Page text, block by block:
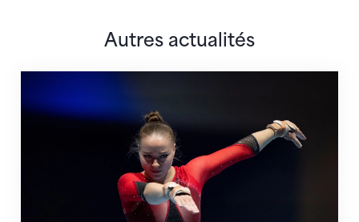
Autres actualités